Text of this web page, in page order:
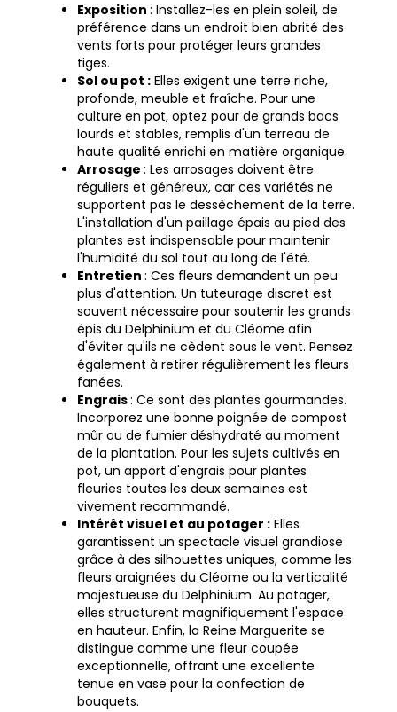
Exposition: Installez-les en plein soleil, de
préférence dans un endroit bien abrité des
vents forts pour protéger leurs grandes
tiges.
Sol ou pot : Elles exigent une terre riche,
profonde, meuble et fraîche. Pour une
culture en pot, optez pour de grands bacs
lourds et stables, remplis d'un terreau de
haute qualité enrichi en matière organique.
Arrosage: Les arrosages doivent être
réguliers et généreux, car ces variétés ne
supportent pas le dessèchement de la terre.
L'installation d'un paillage épais au pied des
plantes est indispensable pour maintenir
l'humidité du sol tout au long de l'été.
Entretien: Ces fleurs demandent un peu
plus d'attention. Un tuteurage discret est
souvent nécessaire pour soutenir les grands
épis du Delphinium et du Cléome afin
d'éviter qu'ils ne cèdent sous le vent. Pensez
également à retirer régulièrement les fleurs
fanées.
Engrais: Ce sont des plantes gourmandes.
Incorporez une bonne poignée de compost
mûr ou de fumier déshydraté au moment
de la plantation. Pour les sujets cultivés en
pot, un apport d'engrais pour plantes
fleuries toutes les deux semaines est
vivement recommandé.
Intérêt visuel et au potager : Elles
garantissent un spectacle visuel grandiose
grâce à des silhouettes uniques, comme les
fleurs araignées du Cléome ou la verticalité
majestueuse du Delphinium. Au potager,
elles structurent magnifiquement l'espace
en hauteur. Enfin, la Reine Marguerite se
distingue comme une fleur coupée
exceptionnelle, offrant une excellente
tenue en vase pour la confection de
bouquets.